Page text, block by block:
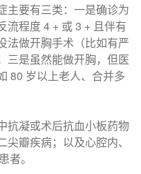
主要有三类：一是确诊为
流程度 4 + 或 3 + 且伴有
法做开胸手术（比如有严
三是虽然能做开胸，但医
80 岁以上老人、合并多
抗凝或术后抗血小板药物
瓣疾病；以及心腔内、
者。